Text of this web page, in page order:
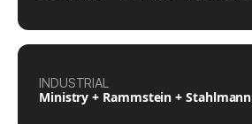
INDUSTRIAL
Ministry + Rammstein + Stahlmann